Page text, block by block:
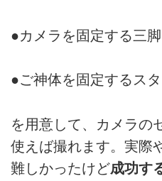
●カメラを固定する三脚
●ご神体を固定するス
を用意して、カメラの
使えば撮れます。実際
難しかったけど成功す